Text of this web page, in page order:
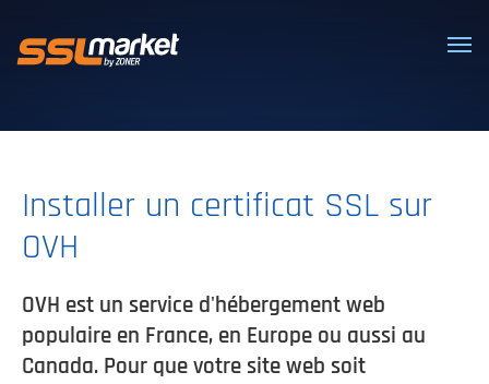
Certificats SSL/TLS de confiance
Installer un certificat SSL sur
OVH
OVH est un service d'hébergement web
populaire en France, en Europe ou aussi au
Canada. Pour que votre site web soit